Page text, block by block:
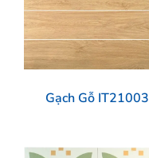
Gạch Gỗ IT21003